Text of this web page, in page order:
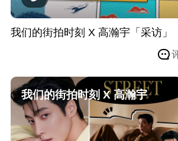
我们的街拍时刻 X 高瀚宇「采访」
我们的街拍时刻 X 高瀚宇